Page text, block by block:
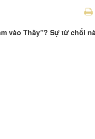
vào Thầy”? Sự từ chối